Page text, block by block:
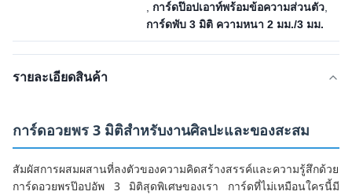
การ์ดป๊อปเอาท์พร้อมข้อความส่วนตัว
การ์ดพับ 3 มิติ ความหนา 2 มม./3 มม.
รายละเอียดสินค้า
การ์ดอวยพร 3 มิติสำหรับงานศิลปะและของสะสม
สัมผัสการผสมผสานที่ลงตัวของความคิดสร้างสรรค์และความรู้สึกด้วย
การ์ดอวยพรป๊อปอัพ 3 มิติสุดพิเศษของเรา การ์ดที่ไม่เหมือนใครนี้มี